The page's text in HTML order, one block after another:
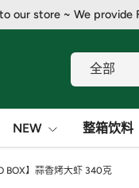
our store ~ We provide
搜索
产品类别
全部
NEW 整箱饮料
BOX】蒜香烤大虾 340克